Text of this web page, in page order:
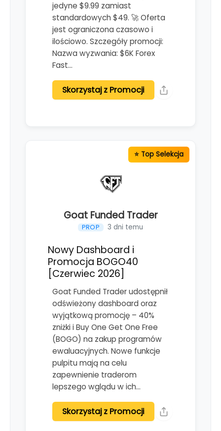
jedyne $9.99 zamiast
standardowych $49. 🚀 Oferta
jest ograniczona czasowo i
ilościowo. Szczegóły promocji:
Nazwa wyzwania: $6K Forex
Fast…
Skorzystaj z Promocji
Goat Funded Trader
PROP 3 dni temu
Nowy Dashboard i
Promocja BOGO40
[Czerwiec 2026]
Goat Funded Trader udostępnił
odświeżony dashboard oraz
wyjątkową promocję – 40%
zniżki i Buy One Get One Free
(BOGO) na zakup programów
ewaluacyjnych. Nowe funkcje
pulpitu mają na celu
zapewnienie traderom
lepszego wglądu w ich…
Skorzystaj z Promocji